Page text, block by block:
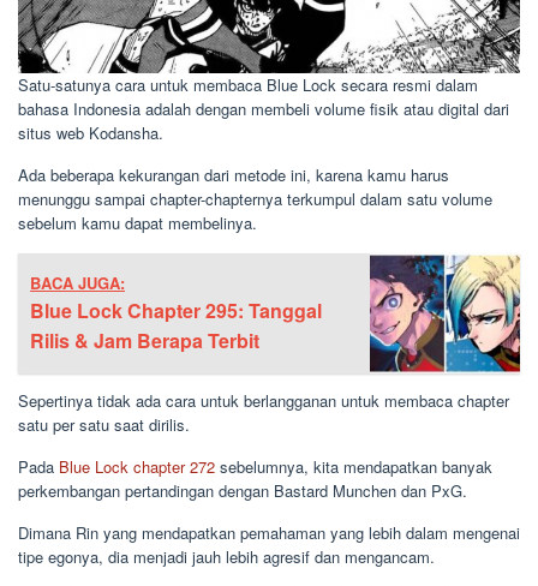
Satu-satunya cara untuk membaca Blue Lock secara resmi dalam
bahasa Indonesia adalah dengan membeli volume fisik atau digital dari
situs web Kodansha.
Ada beberapa kekurangan dari metode ini, karena kamu harus
menunggu sampai chapter-chapternya terkumpul dalam satu volume
sebelum kamu dapat membelinya.
BACA JUGA:
Blue Lock Chapter 295: Tanggal
Rilis & Jam Berapa Terbit
Sepertinya tidak ada cara untuk berlangganan untuk membaca chapter
satu per satu saat dirilis.
Pada Blue Lock chapter 272 sebelumnya, kita mendapatkan banyak
perkembangan pertandingan dengan Bastard Munchen dan PxG.
Dimana Rin yang mendapatkan pemahaman yang lebih dalam mengenai
tipe egonya, dia menjadi jauh lebih agresif dan mengancam.